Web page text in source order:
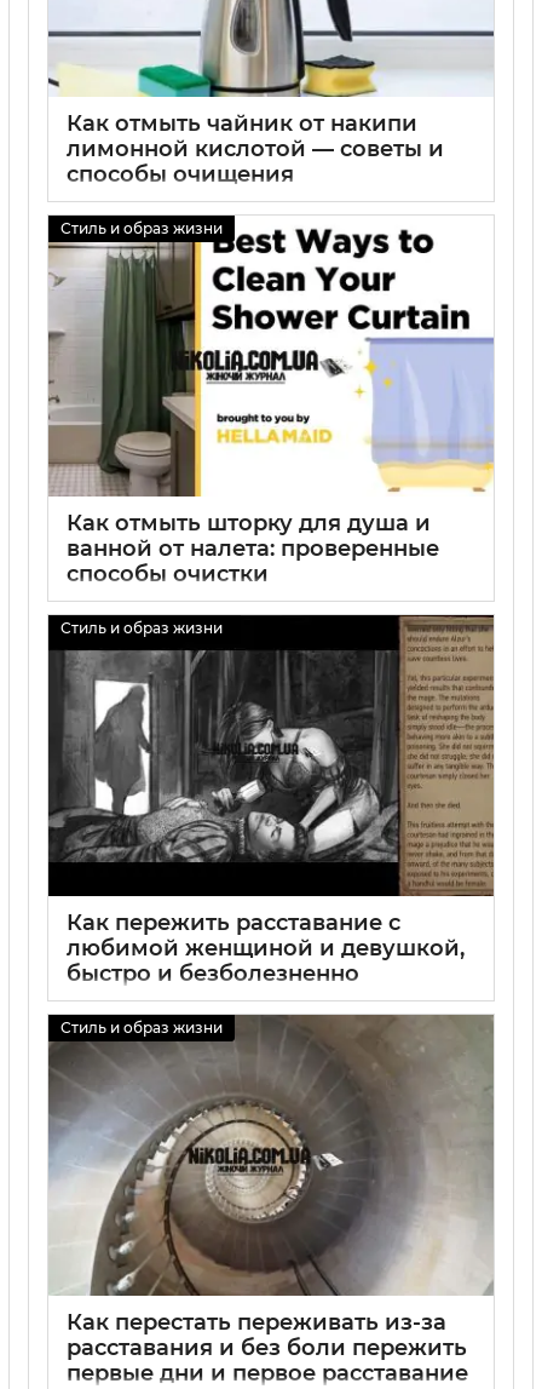
Как отмыть чайник от накипи
лимонной кислотой — советы и
способы очищения
Стиль и образ жизни
Как отмыть шторку для душа и
ванной от налета: проверенные
способы очистки
Стиль и образ жизни
Как пережить расставание с
любимой женщиной и девушкой,
быстро и безболезненно
справиться с расставанием с
мужчиной
01 09 2025
Стиль и образ жизни
Как перестать переживать из-за
расставания и без боли пережить
первые дни и первое расставание